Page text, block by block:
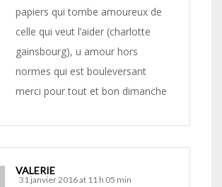
papiers qui tombe amoureux de
celle qui veut l’aider (charlotte
gainsbourg), u amour hors
normes qui est bouleversant
merci pour tout et bon dimanche
VALERIE
31 janvier 2016 at 11 h 05 min